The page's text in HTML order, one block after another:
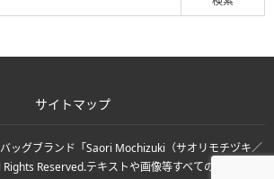
サイトマップ
バッグブランド「Saori Mochizuki（サオリモチヅキ／
Rights Reserved.テキストや画像等すべての転載転用